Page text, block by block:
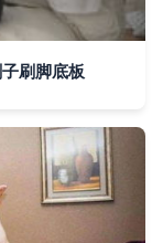
刷脚底板